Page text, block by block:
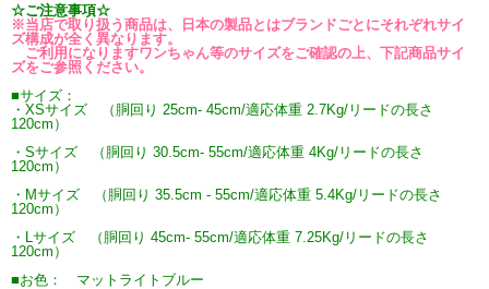
☆ご注意事項☆
※当店で取り扱う商品は、日本の製品とはブランドごとにそれぞれサイ
ズ構成が全く異なります。
ご利用になりますワンちゃん等のサイズをご確認の上、下記商品サイ
ズをご参照ください。
■サイズ：
・XSサイズ （胴回り 25cm- 45cm/適応体重 2.7Kg/リードの長さ
120cm）
・Sサイズ （胴回り 30.5cm- 55cm/適応体重 4Kg/リードの長さ
120cm）
・Mサイズ （胴回り 35.5cm - 55cm/適応体重 5.4Kg/リードの長さ
120cm）
・Lサイズ （胴回り 45cm- 55cm/適応体重 7.25Kg/リードの長さ
120cm）
■お色： マットライトブルー